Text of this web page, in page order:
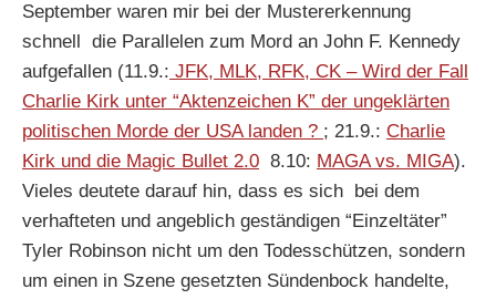
September waren mir bei der Mustererkennung
schnell die Parallelen zum Mord an John F. Kennedy
aufgefallen (11.9.: JFK, MLK, RFK, CK – Wird der Fall
Charlie Kirk unter “Aktenzeichen K” der ungeklärten
politischen Morde der USA landen ? ; 21.9.: Charlie
Kirk und die Magic Bullet 2.0 8.10: MAGA vs. MIGA).
Vieles deutete darauf hin, dass es sich bei dem
verhafteten und angeblich geständigen “Einzeltäter”
Tyler Robinson nicht um den Todesschützen, sondern
um einen in Szene gesetzten Sündenbock handelte,